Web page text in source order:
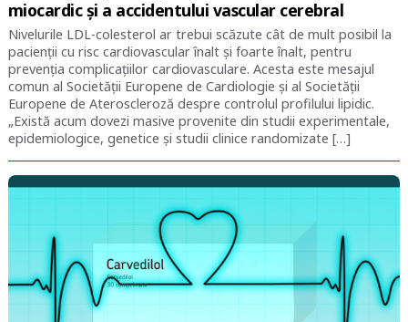
miocardic și a accidentului vascular cerebral
Nivelurile LDL-colesterol ar trebui scăzute cât de mult posibil la
pacienții cu risc cardiovascular înalt și foarte înalt, pentru
prevenția complicațiilor cardiovasculare. Acesta este mesajul
comun al Societății Europene de Cardiologie și al Societății
Europene de Ateroscleroză despre controlul profilului lipidic.
„Există acum dovezi masive provenite din studii experimentale,
epidemiologice, genetice și studii clinice randomizate […]